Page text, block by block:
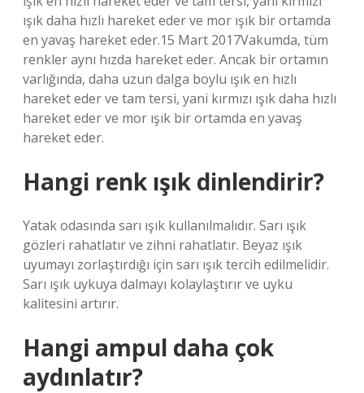
ışık daha hızlı hareket eder ve mor ışık bir ortamda
en yavaş hareket eder.15 Mart 2017Vakumda, tüm
renkler aynı hızda hareket eder. Ancak bir ortamın
varlığında, daha uzun dalga boylu ışık en hızlı
hareket eder ve tam tersi, yani kırmızı ışık daha hızlı
hareket eder ve mor ışık bir ortamda en yavaş
hareket eder.
Hangi renk ışık dinlendirir?
Yatak odasında sarı ışık kullanılmalıdır. Sarı ışık
gözleri rahatlatır ve zihni rahatlatır. Beyaz ışık
uyumayı zorlaştırdığı için sarı ışık tercih edilmelidir.
Sarı ışık uykuya dalmayı kolaylaştırır ve uyku
kalitesini artırır.
Hangi ampul daha çok
aydınlatır?